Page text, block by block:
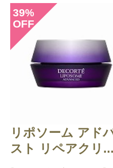
39%
OFF
リポソーム アド
スト リペアクリ...